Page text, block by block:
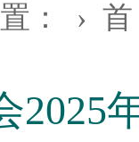
： ›
2025